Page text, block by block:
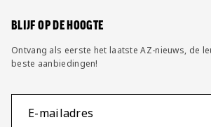
BLIJF OP DE HOOGTE
Ontvang als eerste het laatste AZ-nieuws, de
beste aanbiedingen!
E-mailadres